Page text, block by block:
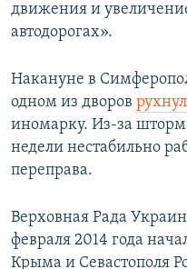
движения и
автодорогах».
Накануне в
одном из дворов
иномарку. Из-за
недели нестабильно
переправа.
Верховная Рада
февраля 2014 года
Крыма и Севастополя